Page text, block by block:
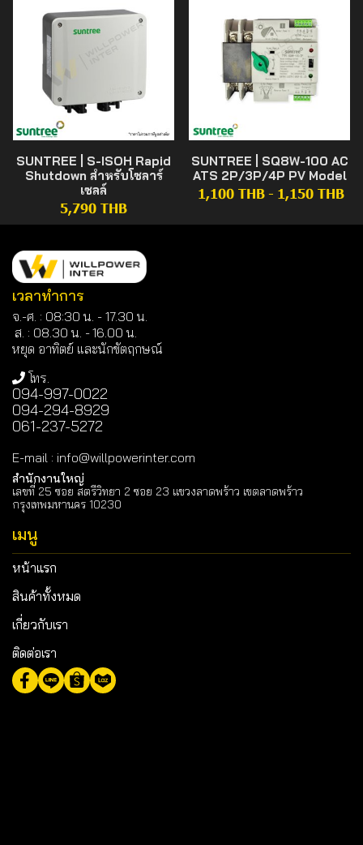
SUNTREE | S-ISOH Rapid
Shutdown สำหรับโซลาร์
เซลล์
5,790 THB
SUNTREE | SQ8W-100 AC
ATS 2P/3P/4P PV Model
1,100 THB - 1,150 THB
เวลาทำการ
จ.-ศ. : 08:30 น. - 17.30 น.
ส. : 08.30 น. -16.00 น.
หยุด อาทิตย์ และนักขัตฤกษณ์
โทร.
094-997-0022
094-294-8929
061-237-5272
E-mail : info@willpowerinter.com
สำนักงานใหญ่
เลขที่ 25 ซอย สตรีวิทยา 2 ซอย 23 แขวงลาดพร้าว เขตลาดพร้าว
กรุงเทพมหานคร 10230
เมนู
หน้าแรก
สินค้าทั้งหมด
เกี่ยวกับเรา
ติดต่อเรา